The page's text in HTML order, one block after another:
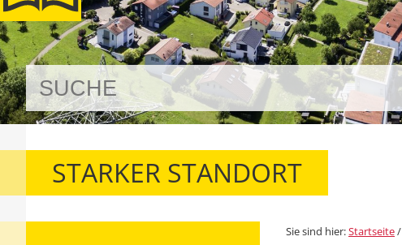
STARKER STANDORT
Sie sind hier:Startseite/